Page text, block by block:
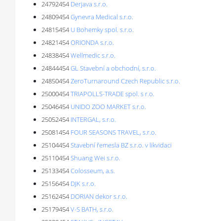
24792454 Derjava s.r.o.
24809454Gynevra Medical s.r.o.
24815454 U Bohemky spol. s.r.o.
24821454ORIONDA s.r.o.
24838454Wellmedic s.r.o.
24844454GL Stavební a obchodní, s.r.o.
24850454ZeroTurnaround Czech Republic s.r.o.
25000454TRIAPOLLS-TRADE spol. s r.o.
25046454 UNIDO ZOO MARKET s.r.o.
25052454 INTERGAL, s.r.o.
25081454 FOUR SEASONS TRAVEL, s.r.o.
25104454Stavební řemesla BZ s.r.o. v likvidaci
25110454Shuang Wei s.r.o.
25133454Colosseum, a.s.
25156454 DJK s.r.o.
25162454 DORIAN dekor s.r.o.
25179454V-S BATH, s.r.o.